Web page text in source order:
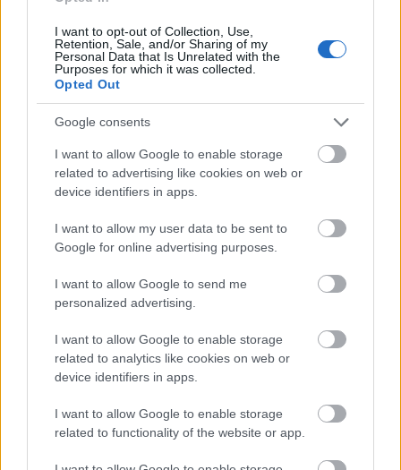
I want to opt-out of Collection, Use,
Retention, Sale, and/or Sharing of my
Personal Data that Is Unrelated with the
Purposes for which it was collected.
Opted Out
Google consents
I want to allow Google to enable storage
related to advertising like cookies on web or
device identifiers in apps.
I want to allow my user data to be sent to
Google for online advertising purposes.
I want to allow Google to send me
personalized advertising.
I want to allow Google to enable storage
related to analytics like cookies on web or
device identifiers in apps.
I want to allow Google to enable storage
related to functionality of the website or app.
Most találtam rá időt, miután 13 órát melóztam, és
péntek este otthon ülök. Remélem beszámolóm
élvezetes és hasznos lesz, mert bizony 2008 egyik
legjobb filmjéről van szó. Osbourne Cox (John
Malkovich) CIA ügynök, azaz…
Kritikán aluli: A Spanom Csaja
poprocks•2008. szeptember 27.
Amikor moziünnep van akkor megengedett közepes
minöségü filmet nézni, a dömping miatt mindennek
bele kell férnie..idáig ezt gondoltam. Maga a film
úgy ahogy van rossz. Rossz a story (bár egyszerű
tudjuk mi lesz a film vége,…
Bruno in Milano
poprocks•2008. szeptember 27.
Sasha Baron Cohen ismét lecsap. Az alteregóiról